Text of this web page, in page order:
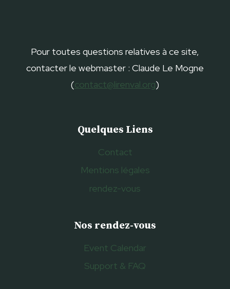
Pour toutes questions relatives à ce site,
contacter le webmaster : Claude Le Mogne
(contact@lirenval.org)
Quelques Liens
Contact
Mentions légales
rendez-vous
Nos rendez-vous
Event Calendar
Support & FAQ